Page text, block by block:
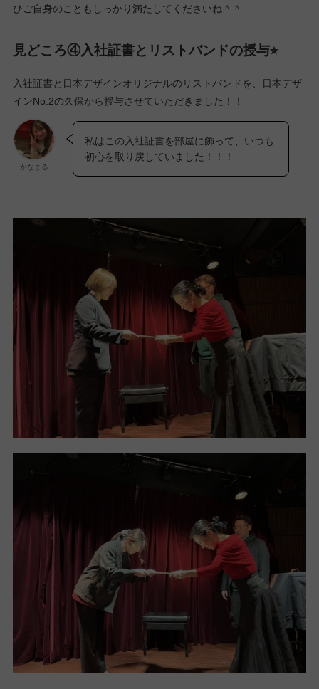
ひご自身のこともしっかり満たしてくださいね＾＾
見どころ④入社証書とリストバンドの授与⭐︎
入社証書と日本デザインオリジナルのリストバンドを、日本デザ
インNo.2の久保から授与させていただきました！！
かなまる
私はこの入社証書を部屋に飾って、いつも
初心を取り戻していました！！！